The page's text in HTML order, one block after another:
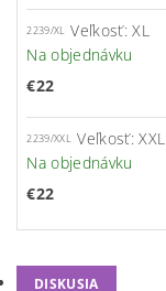
2239/XL Veľkosť: XL
Na objednávku
€22
2239/XXL Veľkosť: XXL
Na objednávku
€22
DISKUSIA